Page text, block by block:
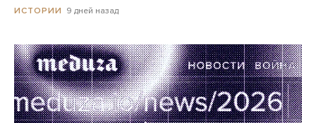
ИСТОРИИ 9 дней назад